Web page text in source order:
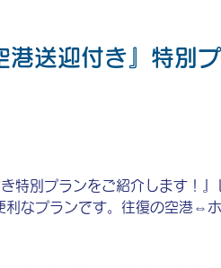
港送迎付き』特別
特別プランをご紹介します！
利なプランです。往復の空港⇔